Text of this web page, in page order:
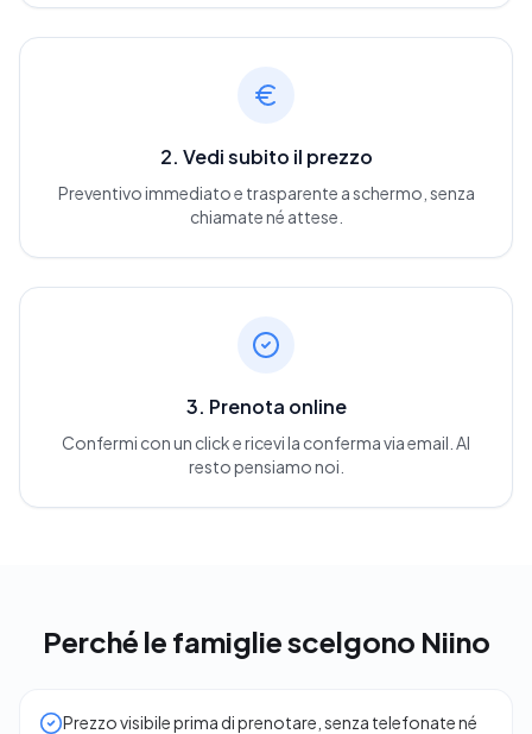
2. Vedi subito il prezzo
Preventivo immediato e trasparente a schermo, senza
chiamate né attese.
3. Prenota online
Confermi con un click e ricevi la conferma via email. Al
resto pensiamo noi.
Perché le famiglie scelgono Niino
Prezzo visibile prima di prenotare, senza telefonate né